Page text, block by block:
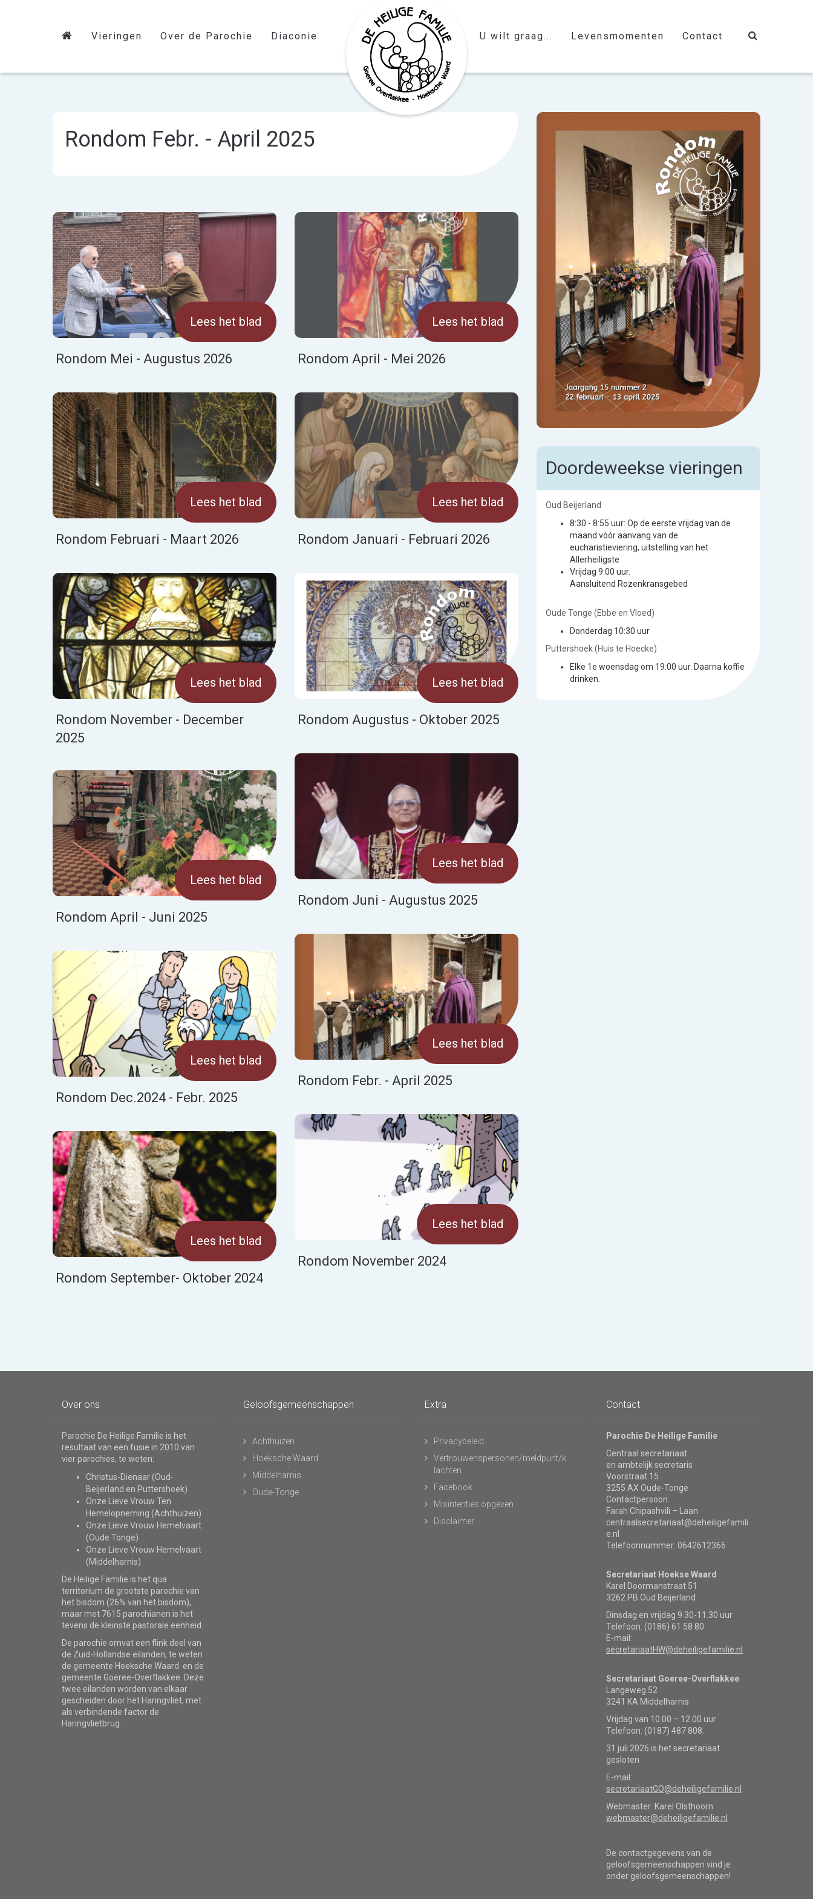
Vieringen Over de Parochie Diaconie U wilt graag... Levensmomenten Contact
Rondom Febr. - April 2025
Lees het blad
Rondom Mei - Augustus 2026
Lees het blad
Rondom April - Mei 2026
Lees het blad
Rondom Februari - Maart 2026
Lees het blad
Rondom Januari - Februari 2026
Lees het blad
Rondom November - December
2025
Lees het blad
Rondom Augustus - Oktober 2025
Lees het blad
Rondom Juni - Augustus 2025
Lees het blad
Rondom April - Juni 2025
Lees het blad
Rondom Febr. - April 2025
Lees het blad
Rondom Dec.2024 - Febr. 2025
Lees het blad
Rondom November 2024
Lees het blad
Rondom September- Oktober 2024
Doordeweekse vieringen
Oud Beijerland
8:30 - 8:55 uur: Op de eerste vrijdag van de
maand vóór aanvang van de
eucharistieviering, uitstelling van het
Allerheiligste
Vrijdag 9:00 uur.
Aansluitend Rozenkransgebed
Oude Tonge (Ebbe en Vloed)
Donderdag 10:30 uur
Puttershoek (Huis te Hoecke)
Elke 1e woensdag om 19:00 uur. Daarna koffie
drinken.
Over ons
Parochie De Heilige Familie is het
resultaat van een fusie in 2010 van
vier parochies, te weten:
Christus-Dienaar (Oud-
Beijerland en Puttershoek)
Onze Lieve Vrouw Ten
Hemelopneming (Achthuizen)
Onze Lieve Vrouw Hemelvaart
(Oude Tonge)
Onze Lieve Vrouw Hemelvaart
(Middelharnis)
De Heilige Familie is het qua
territorium de grootste parochie van
het bisdom (26% van het bisdom),
maar met 7615 parochianen is het
tevens de kleinste pastorale eenheid.
De parochie omvat een flink deel van
de Zuid-Hollandse eilanden, te weten
de gemeente Hoeksche Waard en de
gemeente Goeree-Overflakkee. Deze
twee eilanden worden van elkaar
gescheiden door het Haringvliet, met
als verbindende factor de
Haringvlietbrug.
Geloofsgemeenschappen
Achthuizen
Hoeksche Waard
Middelharnis
Oude-Tonge
Extra
Privacybeleid
Vertrouwenspersonen/meldpunt/k
lachten
Facebook
Misintenties opgeven
Disclaimer
Contact
Parochie De Heilige Familie
Centraal secretariaat
en ambtelijk secretaris
Voorstraat 15
3255 AX Oude-Tonge
Contactpersoon:
Farah Chipashvili – Laan
centraalsecretariaat@deheiligefamili
e.nl
Telefoonnummer: 0642612366
Secretariaat Hoekse Waard
Karel Doormanstraat 51
3262 PB Oud Beijerland
Dinsdag en vrijdag 9.30-11.30 uur
Telefoon: (0186) 61 58 80
E-mail:
secretariaatHW@deheiligefamilie.nl
Secretariaat Goeree-Overflakkee
Langeweg 52
3241 KA Middelharnis
Vrijdag van 10.00 – 12.00 uur
Telefoon: (0187) 487 808.
31 juli 2026 is het secretariaat
gesloten
E-mail:
secretariaatGO@deheiligefamilie.nl
Webmaster: Karel Olsthoorn
webmaster@deheiligefamilie.nl
De contactgegevens van de
geloofsgemeenschappen vind je
onder geloofsgemeenschappen!